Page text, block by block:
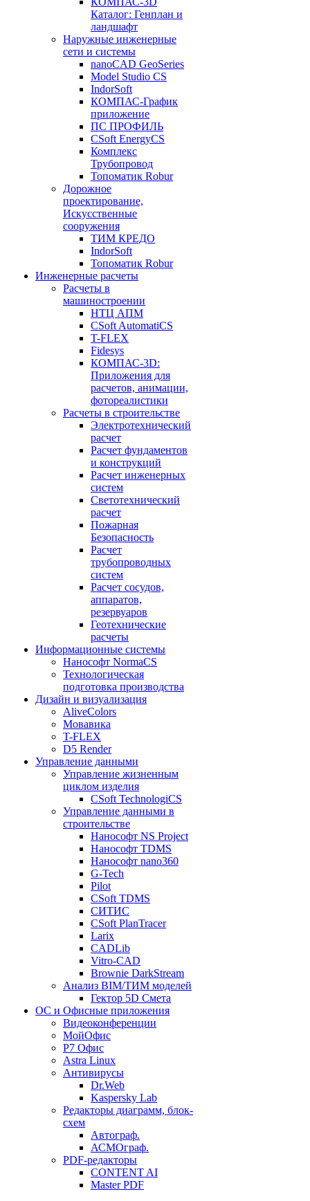
Каталог: Генплан и
ландшафт
Наружные инженерные
сети и системы
nanoCAD GeoSeries
Model Studio CS
IndorSoft
КОМПАС-График
приложение
ПС ПРОФИЛЬ
CSoft EnergyCS
Комплекс
Трубопровод
Топоматик Robur
Дорожное
проектирование,
Искусственные
сооружения
ТИМ КРЕДО
IndorSoft
Топоматик Robur
Инженерные расчеты
Расчеты в
машиностроении
НТЦ АПМ
CSoft AutomatiCS
T-FLEX
Fidesys
КОМПАС-3D:
Приложения для
расчетов, анимации,
фотореалистики
Расчеты в строительстве
Электротехнический
расчет
Расчет фундаментов
и конструкций
Расчет инженерных
систем
Светотехнический
расчет
Пожарная
Безопасность
Расчет
трубопроводных
систем
Расчет сосудов,
аппаратов,
резервуаров
Геотехнические
расчеты
Информационные системы
Нанософт NormaCS
Технологическая
подготовка производства
Дизайн и визуализация
AliveColors
Мовавика
T-FLEX
D5 Render
Управление данными
Управление жизненным
циклом изделия
CSoft TechnologiCS
Управление данными в
строительстве
Нанософт NS Project
Нанософт TDMS
Нанософт nano360
G-Tech
Pilot
CSoft TDMS
СИТИС
CSoft PlanTracer
Larix
CADLib
Vitro-CAD
Brownie DarkStream
Анализ BIM/ТИМ моделей
Гектор 5D Смета
ОС и Офисные приложения
Видеоконференции
МойОфис
P7 Офис
Astra Linux
Антивирусы
Dr.Web
Kaspersky Lab
Редакторы диаграмм, блок-
схем
Автограф.
АСМОграф.
PDF-редакторы
CONTENT AI
Master PDF